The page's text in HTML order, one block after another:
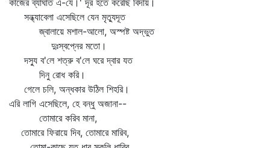
কাজের ব্যাঘাত এ-যে।' দূর হতে করেছি বিদায়।
সন্ধ্যাবেলা এসেছিলে যেন মৃত্যুদূত
জ্বালায়ে মশাল-আলো, অস্পষ্ট অদ্ভুত
দুঃস্বপ্নের মতো।
দস্যু ব'লে শত্রু ব'লে ঘরে দ্বার যত
দিনু রোধ করি।
গেলে চলি, অন্ধকার উঠিল শিহরি।
এরি লাগি এসেছিলে, হে বন্ধু অজানা--
তোমারে করিব মানা,
তোমারে ফিরায়ে দিব, তোমারে মারিব,